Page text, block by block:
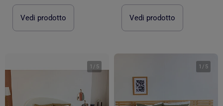
Vedi prodotto Vedi prodotto
1 / 5 1 / 5